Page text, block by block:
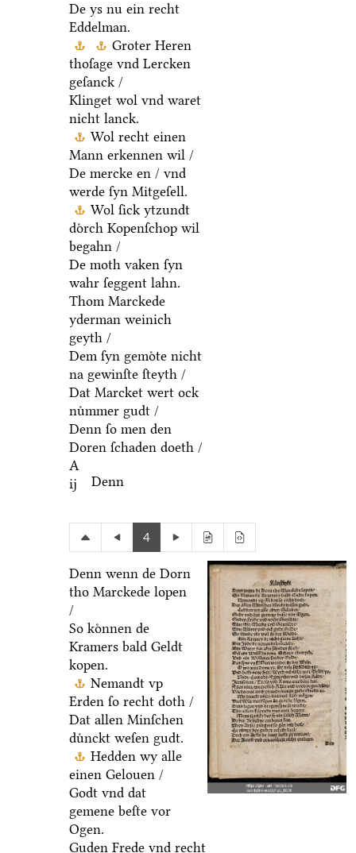
De ys nu ein recht
Eddelman.
Groter Heren
thoſage vnd Lercken
geſanck /
Klinget wol vnd waret
nicht lanck.
Wol recht einen
Mann erkennen wil /
De mercke en / vnd
werde ſyn Mitgeſell.
Wol ſick ytzundt
doͤrch Kopenſchop wil
begahn /
De moth vaken ſyn
wahr ſeggent lahn.
Thom Marckede
yderman weinich
geyth /
Dem ſyn gemoͤte nicht
na gewinſte ſteyth /
Dat Marcket wert ock
nuͤmmer gudt /
Denn ſo men den
Doren ſchaden doeth /
A
ij
Denn
4
Denn wenn de Dorn
tho Marckede lopen
/
So koͤnnen de
Kramers bald Geldt
kopen.
Nemandt vp
Erden ſo recht doth /
Dat allen Minſchen
duͤnckt weſen gudt.
Hedden wy alle
einen Gelouen /
Godt vnd dat
gemene beſte vor
Ogen.
Guden Frede vnd recht